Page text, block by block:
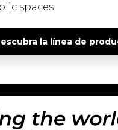
spaces
la línea de